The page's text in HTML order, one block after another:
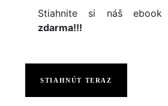
Stiahnite si náš ebook
zdarma!!!
STIAHNÚT TERAZ